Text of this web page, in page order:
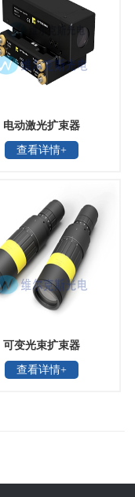
电动激光扩束器
查看详情+
可变光束扩束器
查看详情+